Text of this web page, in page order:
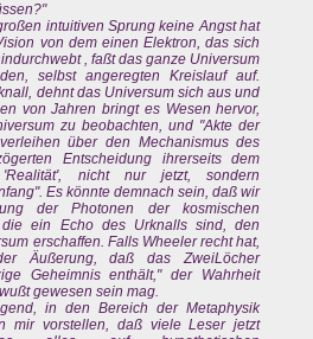
intuitiven Sprung keine Angst hat
von dem einen Elektron, das sich
, faßt das ganze Universum
selbst angeregten Kreislauf auf.
dehnt das Universum sich aus und
von Jahren bringt es Wesen hervor,
zu beobachten, und "Akte der
über den Mechanismus des
Entscheidung ihrerseits dem
'Realität', nicht nur jetzt, sondern
Es könnte demnach sein, daß wir
der Photonen der kosmischen
die ein Echo des Urknalls sind, den
erschaffen. Falls Wheeler recht hat,
Äußerung, daß das ZweiLöcher
Geheimnis enthält," der Wahrheit
gewesen sein mag.
in den Bereich der Metaphysik
mir vorstellen, daß viele Leser jetzt